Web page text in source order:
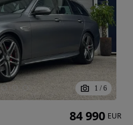
1 / 6
84 990 EUR